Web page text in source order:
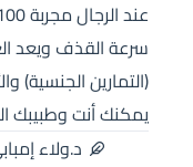
سرعة القذف ويعد
(التمارين الجنسية)
يمكنك أنت وطبيبك
د.ولاء